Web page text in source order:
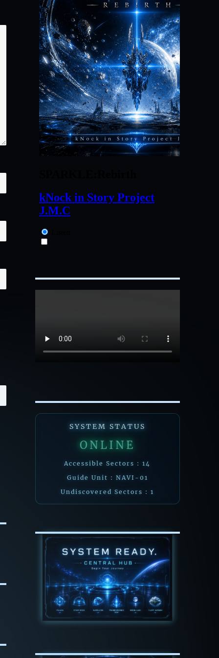
SYSTEM STATUS
ONLINE
Accessible Sectors : 14
Guide Unit : NAVI-01
Undiscovered Sectors : 1